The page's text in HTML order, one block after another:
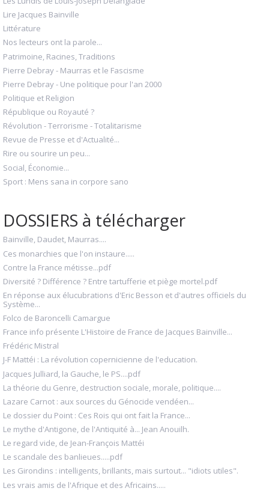
Lire Jacques Bainville
Littérature
Nos lecteurs ont la parole...
Patrimoine, Racines, Traditions
Pierre Debray - Maurras et le Fascisme
Pierre Debray - Une politique pour l'an 2000
Politique et Religion
République ou Royauté ?
Révolution - Terrorisme - Totalitarisme
Revue de Presse et d'Actualité...
Rire ou sourire un peu...
Social, Économie...
Sport : Mens sana in corpore sano
DOSSIERS à télécharger
Bainville, Daudet, Maurras....
Ces monarchies que l'on instaure.....
Contre la France métisse...pdf
Diversité ? Différence ? Entre tartufferie et piège mortel.pdf
En réponse aux élucubrations d'Eric Besson et d'autres officiels du
Système...
Folco de Baroncelli Camargue
France info présente L'Histoire de France de Jacques Bainville...
Frédéric Mistral
J-F Mattéi : La révolution copernicienne de l'education.
Jacques Julliard, la Gauche, le PS....pdf
La théorie du Genre, destruction sociale, morale, politique....
Lazare Carnot : aux sources du Génocide vendéen...
Le dossier du Point : Ces Rois qui ont fait la France...
Le mythe d'Antigone, de l'Antiquité à... Jean Anouilh.
Le regard vide, de Jean-François Mattéi
Le scandale des banlieues.....pdf
Les Girondins : intelligents, brillants, mais surtout... "idiots utiles".
Les vrais amis de l'Afrique et des Africains.....